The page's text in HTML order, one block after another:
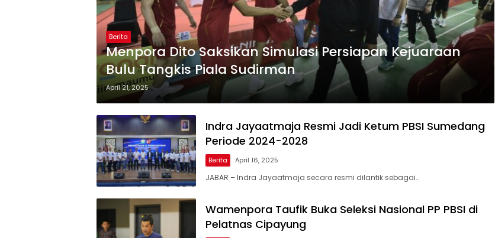
Berita
Menpora Dito Saksikan Simulasi Persiapan Kejuaraan
Bulu Tangkis Piala Sudirman
April 21, 2025
Indra Jayaatmaja Resmi Jadi Ketum PBSI Sumedang
Periode 2024-2028
Berita April 16, 2025
JABAR – Indra Jayaatmaja secara resmi dilantik sebagai…
Wamenpora Taufik Buka Seleksi Nasional PP PBSI di
Pelatnas Cipayung